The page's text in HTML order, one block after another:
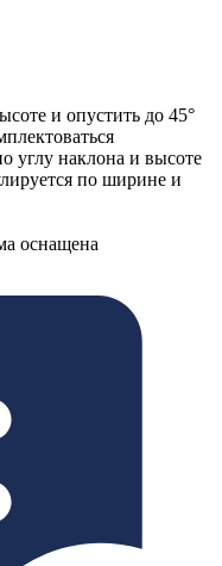
и опустить до 45°
углу наклона и высоте
по ширине и
оснащена